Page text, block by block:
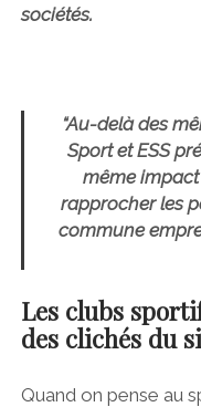
sociétés.
“Au-delà des
Sport et ESS
même
rapprocher les
commune
Les clubs
des clichés du
Quand on pense au